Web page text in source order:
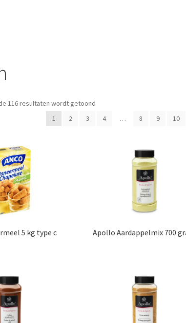
116 resultaten wordt getoond
1
2 3 4 … 8 9 10
5 kg type c Apollo Aardappelmix 700